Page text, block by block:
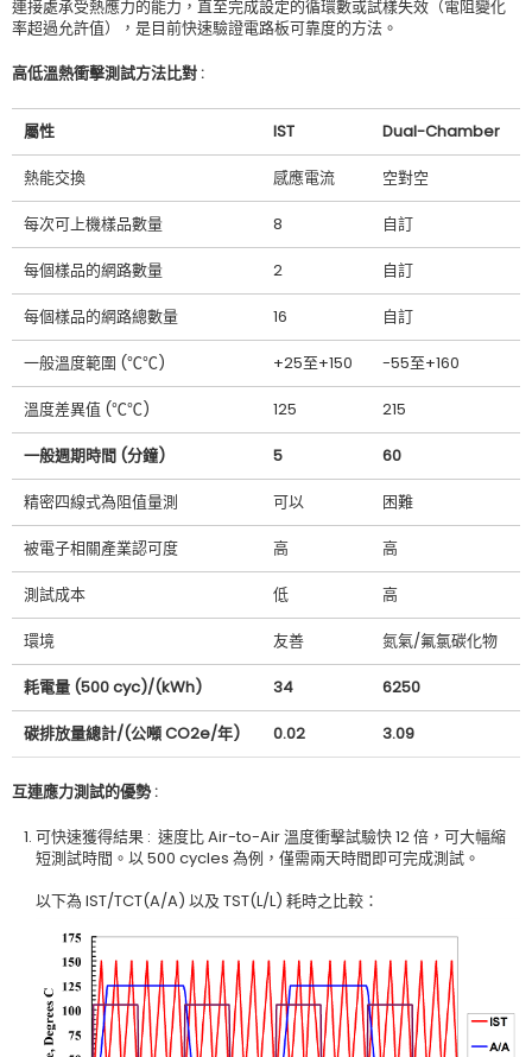
連接處承受熱應力的能力，直至完成設定的循環數或試樣失效（電阻變化
率超過允許值），是目前快速驗證電路板可靠度的方法。
高低溫熱衝擊測試方法比對 :
屬性 IST Dual-Chamber
熱能交換 感應電流 空對空
每次可上機樣品數量 8 自訂
每個樣品的網路數量 2 自訂
每個樣品的網路總數量 16 自訂
一般溫度範圍 (℃℃) +25至+150 -55至+160
溫度差異值 (℃℃) 125 215
一般週期時間 (分鐘) 5 60
精密四線式為阻值量測 可以 困難
被電子相關產業認可度 高 高
測試成本 低 高
環境 友善 氮氣/氟氯碳化物
耗電量 (500 cyc)/(kWh) 34 6250
碳排放量總計/(公噸CO2e/年) 0.02 3.09
互連應力測試的優勢 :
可快速獲得結果 : 速度比Air-to-Air溫度衝擊試驗快12倍，可大幅縮
短測試時間。以500 cycles 為例，僅需兩天時間即可完成測試。
以下為 IST/TCT(A/A) 以及TST(L/L) 耗時之比較：